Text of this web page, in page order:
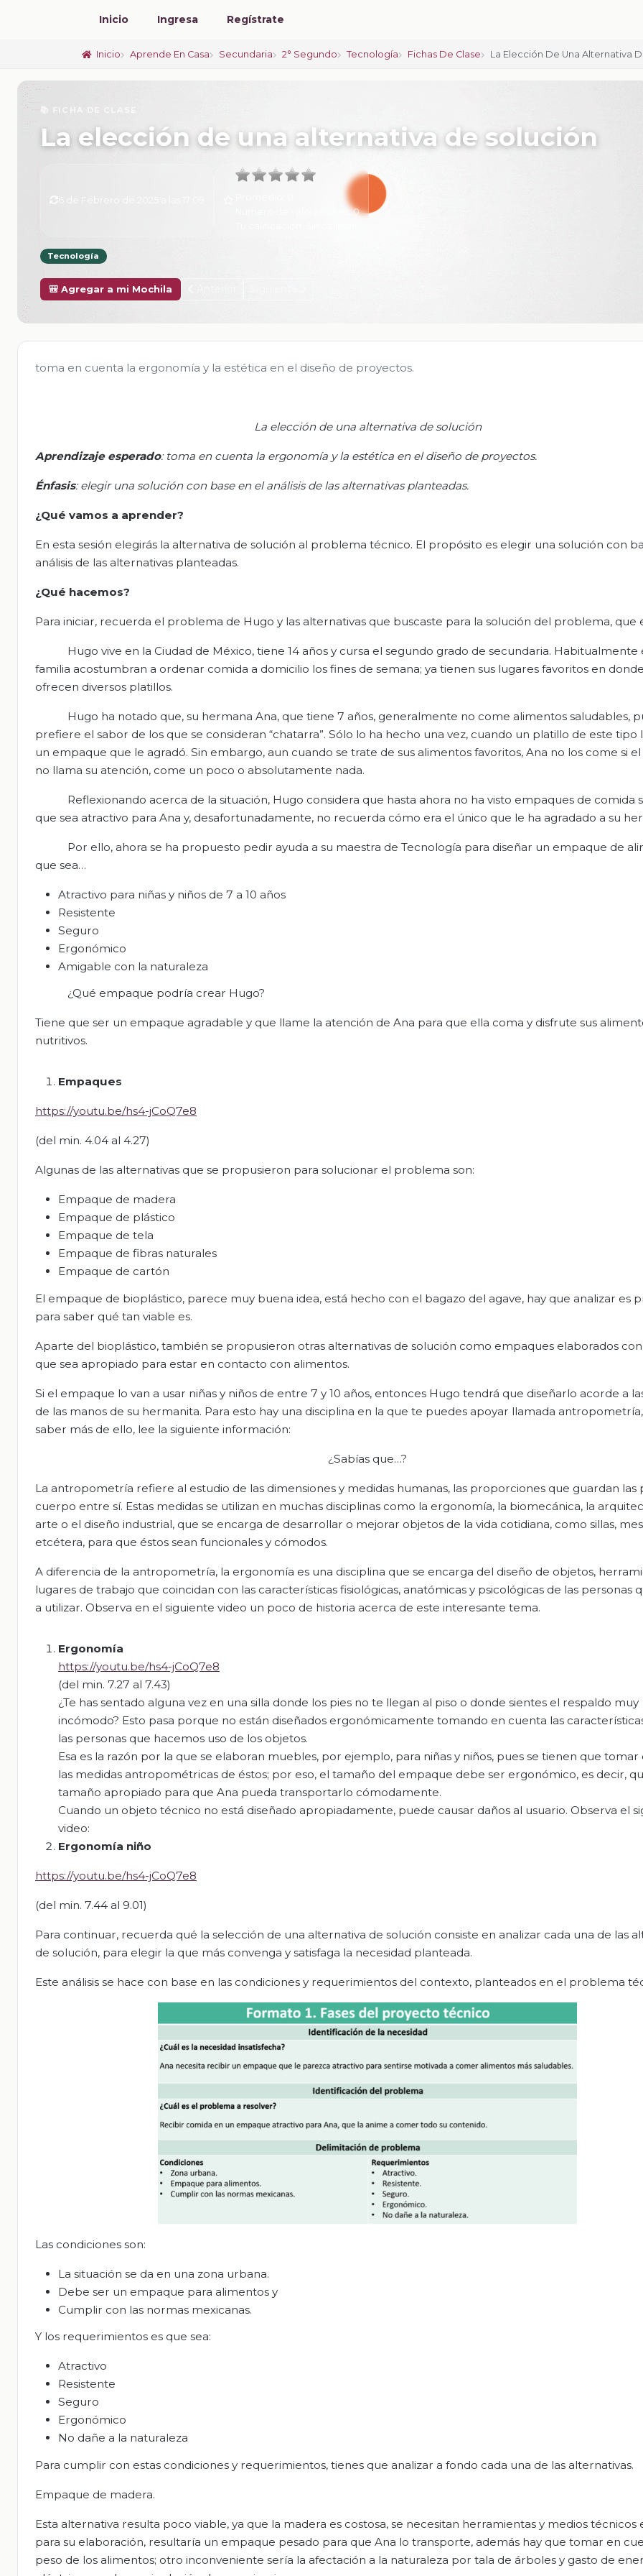
Inicio Ingresa Regístrate
Inicio Aprende En Casa Secundaria 2° Segundo Tecnología Fichas De Clase La Elección De Una Alternativa
📚 FICHA DE CLASE
La elección de una alternativa de solución
Número de valoraciones:0
Tecnología
🎒 Agregar a mi Mochila
toma en cuenta la ergonomía y la estética en el diseño de proyectos.
La elección de una alternativa de solución
Aprendizaje esperado:toma en cuenta la ergonomía y la estética en el diseño de proyectos.
Énfasis: elegir una solución con base en el análisis de las alternativas planteadas.
¿Qué vamos a aprender?
En esta sesión elegirás la alternativa de solución al problema técnico. El propósito es elegir una solución con
análisis de las alternativas planteadas.
¿Qué hacemos?
Para iniciar, recuerda el problema de Hugo y las alternativas que buscaste para la solución del problema, que
Hugo vive en la Ciudad de México, tiene 14 años y cursa el segundo grado de secundaria. Habitualmente
familia acostumbran a ordenar comida a domicilio los fines de semana; ya tienen sus lugares favoritos en
ofrecen diversos platillos.
Hugo ha notado que, su hermana Ana, que tiene 7 años, generalmente no come alimentos saludables,
prefiere el sabor de los que se consideran “chatarra”. Sólo lo ha hecho una vez, cuando un platillo de este tipo
un empaque que le agradó. Sin embargo, aun cuando se trate de sus alimentos favoritos, Ana no los come si
no llama su atención, come un poco o absolutamente nada.
Reflexionando acerca de la situación, Hugo considera que hasta ahora no ha visto empaques de comida
que sea atractivo para Ana y, desafortunadamente, no recuerda cómo era el único que le ha agradado a su
Por ello, ahora se ha propuesto pedir ayuda a su maestra de Tecnología para diseñar un empaque de
que sea…
Atractivo para niñas y niños de 7 a 10 años
Resistente
Seguro
Ergonómico
Amigable con la naturaleza
¿Qué empaque podría crear Hugo?
Tiene que ser un empaque agradable y que llame la atención de Ana para que ella coma y disfrute sus
nutritivos.
Empaques
https://youtu.be/hs4-jCoQ7e8
(del min. 4.04 al 4.27)
Algunas de las alternativas que se propusieron para solucionar el problema son:
Empaque de madera
Empaque de plástico
Empaque de tela
Empaque de fibras naturales
Empaque de cartón
El empaque de bioplástico, parece muy buena idea, está hecho con el bagazo del agave, hay que analizar es
para saber qué tan viable es.
Aparte del bioplástico, también se propusieron otras alternativas de solución como empaques elaborados
que sea apropiado para estar en contacto con alimentos.
Si el empaque lo van a usar niñas y niños de entre 7 y 10 años, entonces Hugo tendrá que diseñarlo acorde a
de las manos de su hermanita. Para esto hay una disciplina en la que te puedes apoyar llamada
saber más de ello, lee la siguiente información:
¿Sabías que…?
La antropometría refiere al estudio de las dimensiones y medidas humanas, las proporciones que guardan las
cuerpo entre sí. Estas medidas se utilizan en muchas disciplinas como la ergonomía, la biomecánica, la
arte o el diseño industrial, que se encarga de desarrollar o mejorar objetos de la vida cotidiana, como sillas,
etcétera, para que éstos sean funcionales y cómodos.
A diferencia de la antropometría, la ergonomía es una disciplina que se encarga del diseño de objetos,
lugares de trabajo que coincidan con las características fisiológicas, anatómicas y psicológicas de las personas
a utilizar. Observa en el siguiente video un poco de historia acerca de este interesante tema.
Ergonomía
https://youtu.be/hs4-jCoQ7e8
(del min. 7.27 al 7.43)
¿Te has sentado alguna vez en una silla donde los pies no te llegan al piso o donde sientes el respaldo muy
incómodo? Esto pasa porque no están diseñados ergonómicamente tomando en cuenta las
las personas que hacemos uso de los objetos.
Esa es la razón por la que se elaboran muebles, por ejemplo, para niñas y niños, pues se tienen que
las medidas antropométricas de éstos; por eso, el tamaño del empaque debe ser ergonómico, es decir,
tamaño apropiado para que Ana pueda transportarlo cómodamente.
Cuando un objeto técnico no está diseñado apropiadamente, puede causar daños al usuario. Observa el
video:
Ergonomía niño
https://youtu.be/hs4-jCoQ7e8
(del min. 7.44 al 9.01)
Para continuar, recuerda qué la selección de una alternativa de solución consiste en analizar cada una de las
de solución, para elegir la que más convenga y satisfaga la necesidad planteada.
Este análisis se hace con base en las condiciones y requerimientos del contexto, planteados en el problema
Las condiciones son:
La situación se da en una zona urbana.
Debe ser un empaque para alimentos y
Cumplir con las normas mexicanas.
Y los requerimientos es que sea:
Atractivo
Resistente
Seguro
Ergonómico
No dañe a la naturaleza
Para cumplir con estas condiciones y requerimientos, tienes que analizar a fondo cada una de las alternativas.
Empaque de madera.
Esta alternativa resulta poco viable, ya que la madera es costosa, se necesitan herramientas y medios técnicos
para su elaboración, resultaría un empaque pesado para que Ana lo transporte, además hay que tomar en
peso de los alimentos; otro inconveniente sería la afectación a la naturaleza por tala de árboles y gasto de